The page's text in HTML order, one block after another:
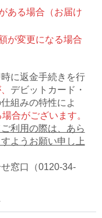
ある場合（お届け
が変更になる場合
に返金手続きを行
デビットカード・
組みの特性によ
合がございます。
利用の際は、あら
ようお願い申し上
窓口（0120-34-